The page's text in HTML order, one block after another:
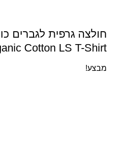
חולצה גרפית לגברים
Cotton LS T-Shirt
מבצע!